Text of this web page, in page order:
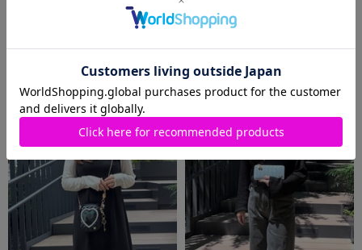
2026.08.07
Samantha Thavasa
2026.08.07
Samantha Thavasa Petit